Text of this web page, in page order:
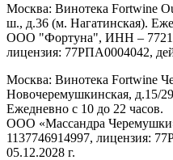
Москва: Винотека Fortwine
ш., д.36 (м. Нагатинская).
ООО "Фортуна", ИНН –
лицензия: 77РПА0004042,
Москва: Винотека Fortwine
Новочеремушкинская, д.15/
Ежедневно с 10 до 22 часов.
ООО «Массандра
1137746914997, лицензия:
05.12.2028 г.